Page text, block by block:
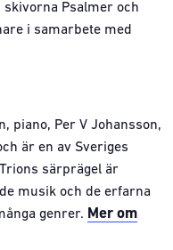
skivorna Psalmer och
i samarbete med
piano, Per V Johansson,
är en av Sveriges
särprägel är
musik och de erfarna
genrer. Mer om